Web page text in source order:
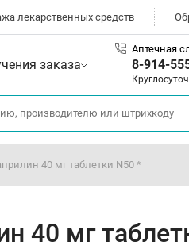
лекарственных средств
заказа
Аптечная
8-914-
40 мг таблетки N50 *
40 мг